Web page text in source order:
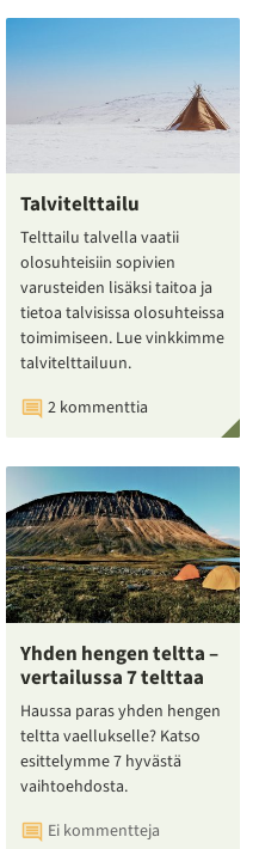
Talvitelttailu
Telttailu talvella vaatii
olosuhteisiin sopivien
varusteiden lisäksi taitoa ja
tietoa talvisissa olosuhteissa
toimimiseen. Lue vinkkimme
talvitelttailuun.
2 kommenttia
Yhden hengen teltta –
vertailussa 7 telttaa
Haussa paras yhden hengen
teltta vaellukselle? Katso
esittelymme 7 hyvästä
vaihtoehdosta.
Ei kommentteja